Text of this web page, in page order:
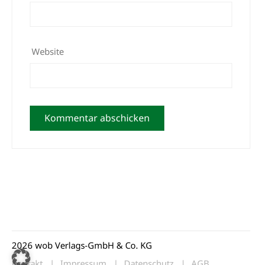
Website
2026 wob Verlags-GmbH & Co. KG